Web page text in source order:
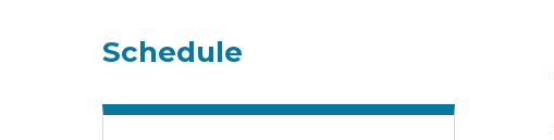
Schedule